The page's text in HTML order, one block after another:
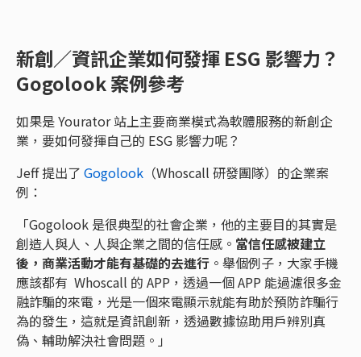
新創／資訊企業如何發揮 ESG 影響力？
Gogolook 案例參考
如果是 Yourator 站上主要商業模式為軟體服務的新創企
業，要如何發揮自己的 ESG 影響力呢？
Jeff 提出了 Gogolook （Whoscall 研發團隊）的企業案
例：
「Gogolook 是很典型的社會企業，他的主要目的其實是
創造人與人、人與企業之間的信任感。 當信任感被建立
後，商業活動才能有基礎的去進行 。舉個例子，大家手機
應該都有 Whoscall 的 APP，透過一個 APP 能過濾很多金
融詐騙的來電，光是一個來電顯示就能有助於預防詐騙行
為的發生，這就是資訊創新，透過數據協助用戶辨別真
偽、輔助解決社會問題。」